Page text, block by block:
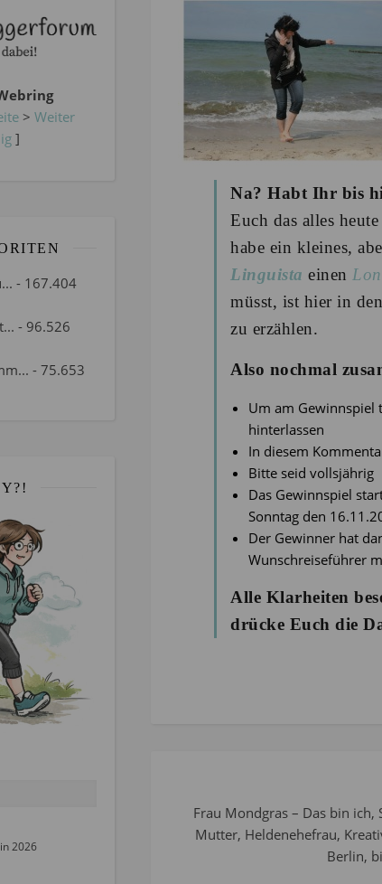
> Weiter
]
- 167.404
- 96.526
- 75.653
2026
Na? Habt Ihr bis
Euch das alles
habe ein kleines,
Linguista einen
müsst, ist hier in
zu erzählen.
Also nochmal
Um am Gewinnspiel
hinterlassen
In diesem
Bitte seid vollsjährig
Das Gewinnspiel
Sonntag den
Der Gewinner hat
Wunschreiseführer
Alle Klarheiten
drücke Euch die
Frau Mondgras – Das bin
Mutter, Heldenehefrau,
Berlin,